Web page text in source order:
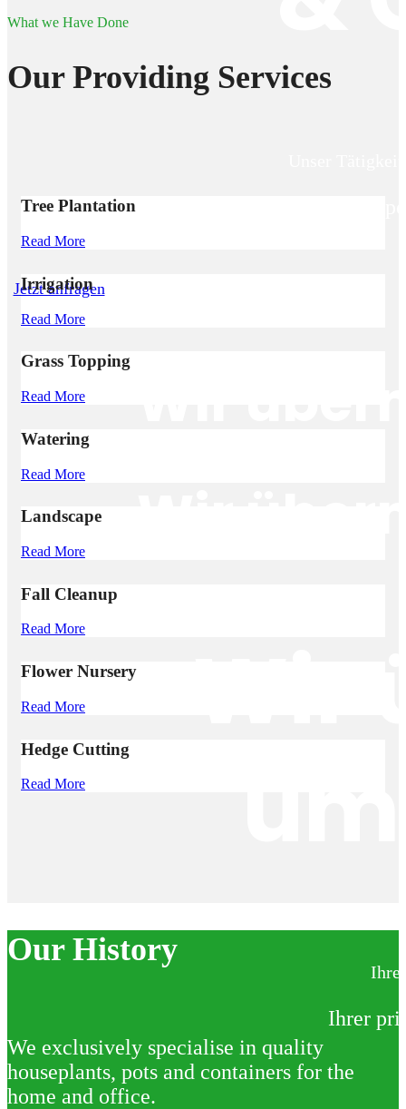
Jetzt anfragen
Ihrer
What we Have Done
Our Providing Services
Tree Plantation
Read More
Irrigation
Read More
Grass Topping
Read More
Watering
Read More
Landscape
Read More
Fall Cleanup
Read More
Flower Nursery
Read More
Hedge Cutting
Read More
Our History
We exclusively specialise in quality
houseplants, pots and containers for the
home and office.